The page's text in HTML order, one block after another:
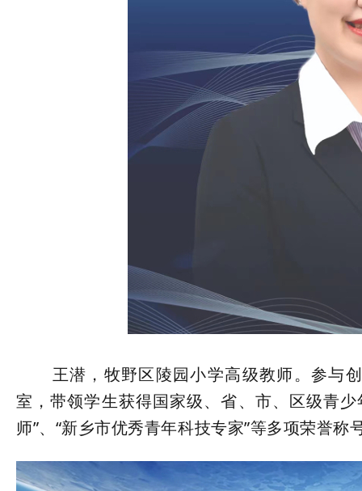
王潜，牧野区陵园小学高级教师。参与
室，带领学生获得国家级、省、市、区级青
师”、“新乡市优秀青年科技专家”等多项荣誉称